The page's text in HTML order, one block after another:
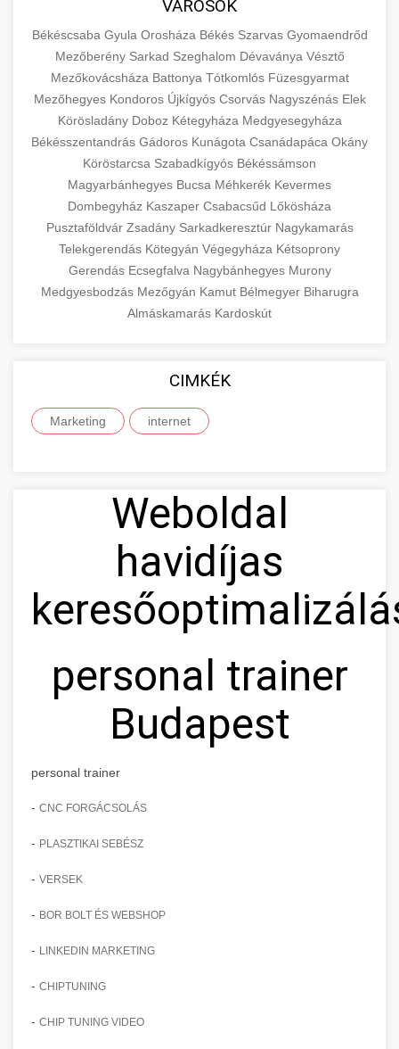
VÁROSOK
Békéscsaba Gyula Orosháza Békés Szarvas Gyomaendrőd
Mezőberény Sarkad Szeghalom Dévaványa Vésztő
Mezőkovácsháza Battonya Tótkomlós Füzesgyarmat
Mezőhegyes Kondoros Újkígyós Csorvás Nagyszénás Elek
Körösladány Doboz Kétegyháza Medgyesegyháza
Békésszentandrás Gádoros Kunágota Csanádapáca Okány
Köröstarcsa Szabadkígyós Békéssámson
Magyarbánhegyes Bucsa Méhkerék Kevermes
Dombegyház Kaszaper Csabacsűd Lőkösháza
Pusztaföldvár Zsadány Sarkadkeresztúr Nagykamarás
Telekgerendás Kötegyán Végegyháza Kétsoprony
Gerendás Ecsegfalva Nagybánhegyes Murony
Medgyesbodzás Mezőgyán Kamut Bélmegyer Biharugra
Almáskamarás Kardoskút
CIMKÉK
Marketing internet
Weboldal
havidíjas
personal trainer
Budapest
personal trainer
- CNC FORGÁCSOLÁS
- PLASZTIKAI SEBÉSZ
- VERSEK
- BOR BOLT ÉS WEBSHOP
- LINKEDIN MARKETING
- CHIPTUNING
- CHIP TUNING VIDEO